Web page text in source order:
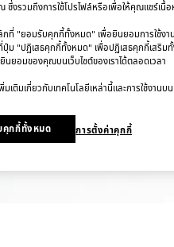
ซึ่งรวมถึงการใช้โปรไฟล์หรือเพื่อให้คุณแชร์เนื้
ที่ "ยอมรับคุกกี้ทั้งหมด" เพื่อยินยอมการใช้ง
ม "ปฏิเสธคุกกี้ทั้งหมด" เพื่อปฏิเสธคุกกี้เสริม
นยอมของคุณบนเว็บไซต์ของเราได้ตลอดเวลา
เติมเกี่ยวกับเทคโนโลยีเหล่านี้และการใช้งานบน
การตั้งค่าคุกกี้
คุกกี้ทั้งหมด